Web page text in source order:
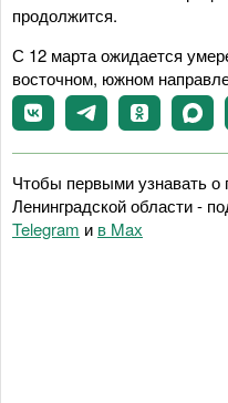
продолжится.
С 12 марта ожидается
восточном, южном
Чтобы первыми узнавать о
Ленинградской области -
Telegram и в Maх